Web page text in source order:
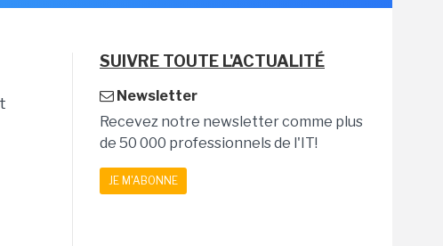
SUIVRE TOUTE L'ACTUALITÉ
Newsletter
Recevez notre newsletter comme plus
de 50 000 professionnels de l'IT!
JE M'ABONNE